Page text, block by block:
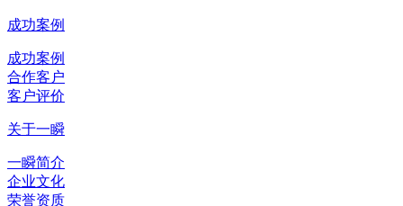
成功案例
成功案例
合作客户
客户评价
关于一瞬
一瞬简介
企业文化
荣誉资质